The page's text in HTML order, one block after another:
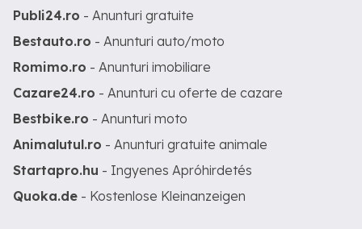
Publi24.ro - Anunturi gratuite
Bestauto.ro - Anunturi auto/moto
Romimo.ro - Anunturi imobiliare
Cazare24.ro - Anunturi cu oferte de cazare
Bestbike.ro - Anunturi moto
Animalutul.ro - Anunturi gratuite animale
Startapro.hu - Ingyenes Apróhirdetés
Quoka.de - Kostenlose Kleinanzeigen